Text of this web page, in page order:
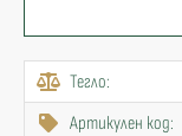
Тегло:
Артикулен код: